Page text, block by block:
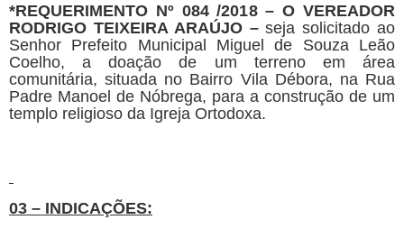
*REQUERIMENTO Nº 084 /2018–O VEREADOR
RODRIGO TEIXEIRA ARAÚJO –seja solicitado ao
Senhor Prefeito Municipal Miguel de Souza Leão
Coelho, a doação de um terreno em área
comunitária, situada no Bairro Vila Débora, na Rua
Padre Manoel de Nóbrega, para a construção de um
templo religioso da Igreja Ortodoxa.
03 – INDICAÇÕES: